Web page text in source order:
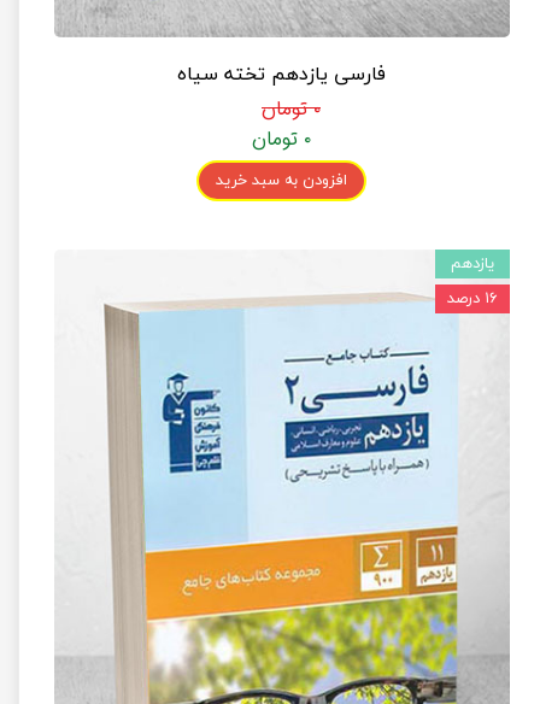
فارسی یازدهم تخته سیاه
۰ تومان
۰ تومان
افزودن به سبد خرید
یازدهم
۱۶ درصد